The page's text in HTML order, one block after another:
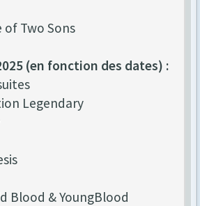
of Two Sons
(en fonction des dates) :
Legendary
Blood & YoungBlood